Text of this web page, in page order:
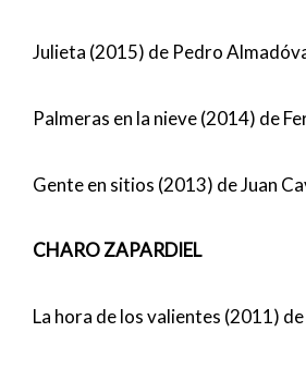
Julieta (2015) de Pedro
Palmeras en la nieve (2014) de
Gente en sitios (2013) de Juan
CHARO ZAPARDIEL
La hora de los valientes (2011)